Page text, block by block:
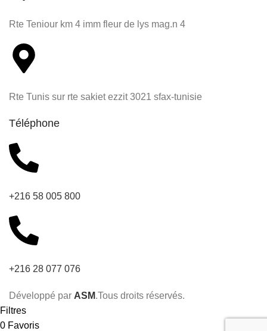
Rte Teniour km 4 imm fleur de lys mag.n 4
Rte Tunis sur rte sakiet ezzit 3021 sfax-tunisie
Téléphone
+216 58 005 800
+216 28 077 076
Développé par ASM.Tous droits réservés.
Filtres
0 Favoris